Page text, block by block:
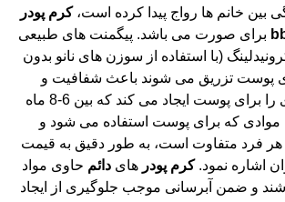
بین خانم ها رواج پیدا کرده است،کرم پودر
برای صورت می باشد. پیگمنت های طبیعی
که توسط روش میکرونیدلینگ (با استفاده از سوزن های نانو بدون
خونریزی) به لایه های پوست تزریق می شوند باعث شفافیت و
زیبایی فوق العاده ای را برای پوست ایجاد می کند که بین 6-8 ماه
ماندگاری دارد. چون موادی که برای پوست استفاده می شود و
هزینه انجام آن برای هر فرد متفاوت است، به طور دقیق به قیمت
اشاره نمود.کرم پودر های دائم حاوی مواد
رطوبت بخش می باشند و ضمن آبرسانی موجب جلوگیری از ایجاد
چین و چروک و همچنین جوانسازی پوست نیز می شوند . به یاد
داشته باشید که پس از انجام این کار استفاده مداوم از ضدآفتاب